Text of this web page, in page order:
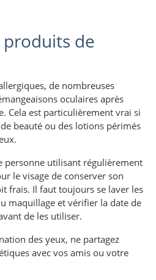
de
de nombreuses
oculaires après
Cela est particulièrement vrai si
beauté ou des lotions périmés
utilisant régulièrement
le visage de conserver son
frais. Il faut toujours se laver les
maquillage et vérifier la date de
de les utiliser.
des yeux, ne partagez
avec vos amis ou votre